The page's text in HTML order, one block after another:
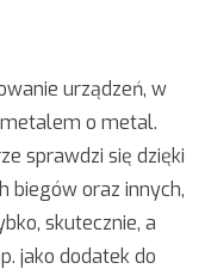
urządzeń, w
o metal.
sprawdzi się dzięki
biegów oraz innych,
skutecznie, a
jako dodatek do